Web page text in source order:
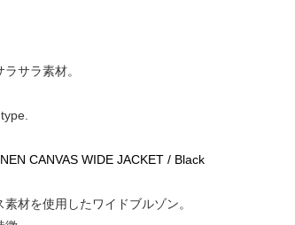
サラ素材。
CANVAS WIDE JACKET / Black
材を使用したワイドブルゾン。